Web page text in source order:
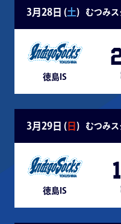
3月28日 (土) むつみス
徳島IS
3月29日 ( 日 ) むつみス
徳島IS
1